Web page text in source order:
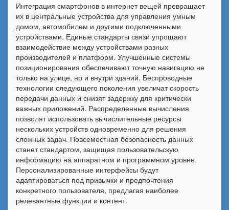
Интеграция смартфонов в интернет вещей превращает
их в центральные устройства для управления умным
домом, автомобилем и другими подключенными
устройствами. Единые стандарты связи упрощают
взаимодействие между устройствами разных
производителей и платформ. Улучшенные системы
позиционирования обеспечивают точную навигацию не
только на улице, но и внутри зданий. Беспроводные
технологии следующего поколения увеличат скорость
передачи данных и снизят задержку для критически
важных приложений. Распределенные вычисления
позволят использовать вычислительные ресурсы
нескольких устройств одновременно для решения
сложных задач. Повсеместная безопасность данных
станет стандартом, защищая пользовательскую
информацию на аппаратном и программном уровне.
Персонализированные интерфейсы будут
адаптироваться под привычки и предпочтения
конкретного пользователя, предлагая наиболее
релевантные функции и контент.